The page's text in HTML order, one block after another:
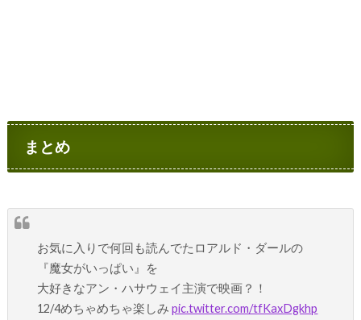
まとめ
お気に入りで何回も読んでたロアルド・ダールの
『魔女がいっぱい』を
大好きなアン・ハサウェイ主演で映画？！
12/4めちゃめちゃ楽しみpic.twitter.com/tfKaxDgkhp